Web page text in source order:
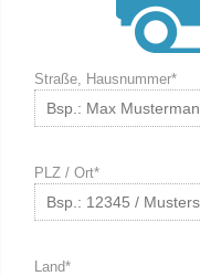
Straße, Hausnummer*
PLZ / Ort*
Land*